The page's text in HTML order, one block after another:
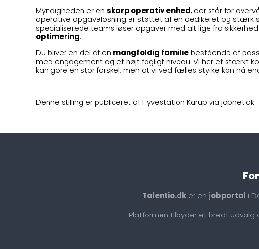
Myndigheden er en skarp operativ enhed, der står for
operative opgaveløsning er støttet af en dedikeret og stærk
specialiserede teams løser opgaver med alt lige fra
optimering.
Du bliver en del af en mangfoldig familiebestående af
med engagement og et højt fagligt niveau. Vi har et stærkt
kan gøre en stor forskel, men at vi ved fælles styrke kan nå
Denne stilling er publiceret af Flyvestation Karup via jobnet.dk
Talentio.dk er en jobportal i
Platformen tilbyder et bredt udvalg